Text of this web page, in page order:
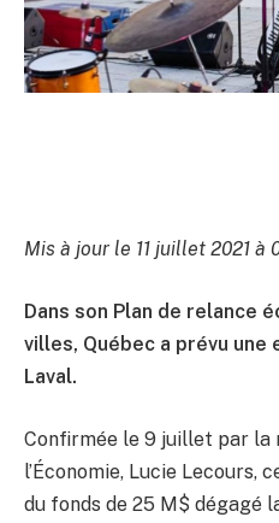
Mis à jour le 11 juillet 2021 à
Dans son Plan de relance
villes, Québec a prévu une
Laval.
Confirmée le 9 juillet par la
l’Économie, Lucie Lecours,
du fonds de 25 M$ dégagé